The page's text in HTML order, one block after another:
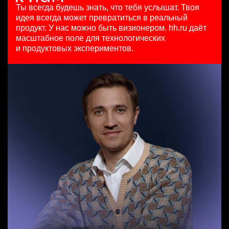
4 авг. 2026
150000 ₽
Санкт-Петербург
HeadHunter::Коммерческий департамент
10000000 so'm
Старший специалист телемаркетинга
HeadHunter::Телефонные продажи
29 июл. 2026
з/п не указана
Москва
SMM-менеджер
HeadHunter::Департамент маркетинга
15 июл. 2026
з/п не указана
Ташкент
Ты всегда будешь знать, что тебя услышат. Твоя
идея всегда может превратиться в реальный
продукт. У нас можно быть визионером. hh.ru даёт
масштабное поле для технологических
и продуктовых экспериментов.